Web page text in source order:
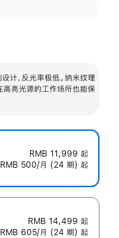
计，反光率极低。纳米纹理
高亮光源的工作场所也能保
RMB 11,999 起
500/月 (24 期) 起
RMB 14,499 起
605/月 (24 期) 起